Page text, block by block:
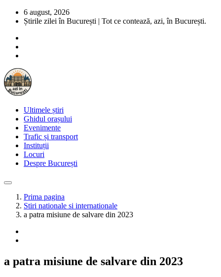
6 august, 2026
Știrile zilei în București | Tot ce contează, azi, în București.
Ultimele știri
Ghidul orașului
Evenimente
Trafic și transport
Instituții
Locuri
Despre București
Prima pagina
Stiri nationale si internationale
a patra misiune de salvare din 2023
a patra misiune de salvare din 2023